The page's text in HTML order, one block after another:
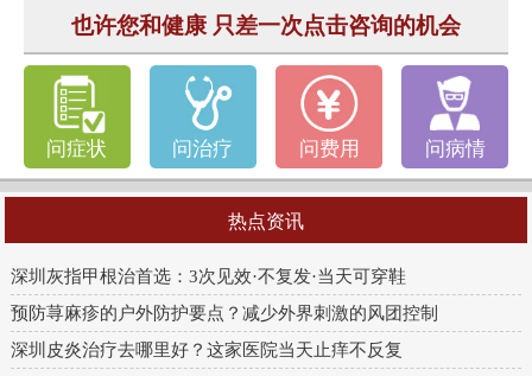
也许您和健康 只差一次点击咨询的机会
问症状 问治疗 问费用 问病情
热点资讯
深圳灰指甲根治首选：3次见效·不复发·当天可穿鞋
预防荨麻疹的户外防护要点？减少外界刺激的风团控制
深圳皮炎治疗去哪里好？这家医院当天止痒不反复